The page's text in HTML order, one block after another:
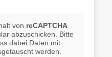
von reCAPTCHA
abzuschicken. Bitte
dabei Daten mit
werden.